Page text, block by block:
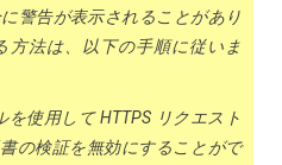
警告が表示されることがあり
方法は、以下の手順に従いま
を使用して HTTPS リクエスト
の検証を無効にすることがで